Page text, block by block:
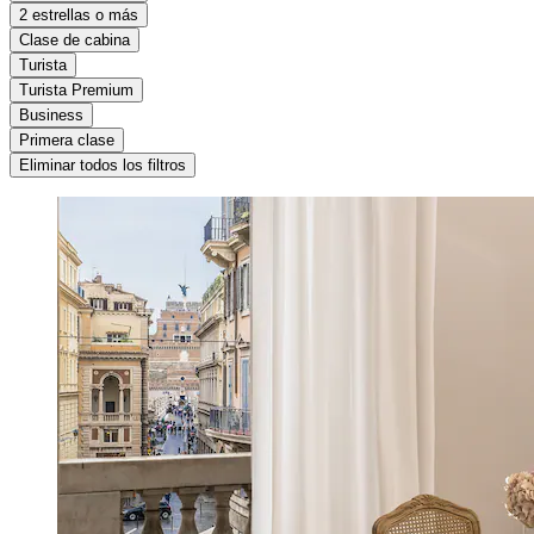
2 estrellas o más
Clase de cabina
Turista
Turista Premium
Business
Primera clase
Eliminar todos los filtros